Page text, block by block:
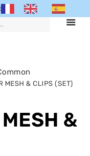
MESH & CLIPS (SET)
&